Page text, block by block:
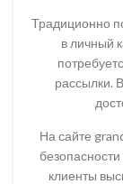
Традиционно
в личный
рассылки.
На сайте
клиенты